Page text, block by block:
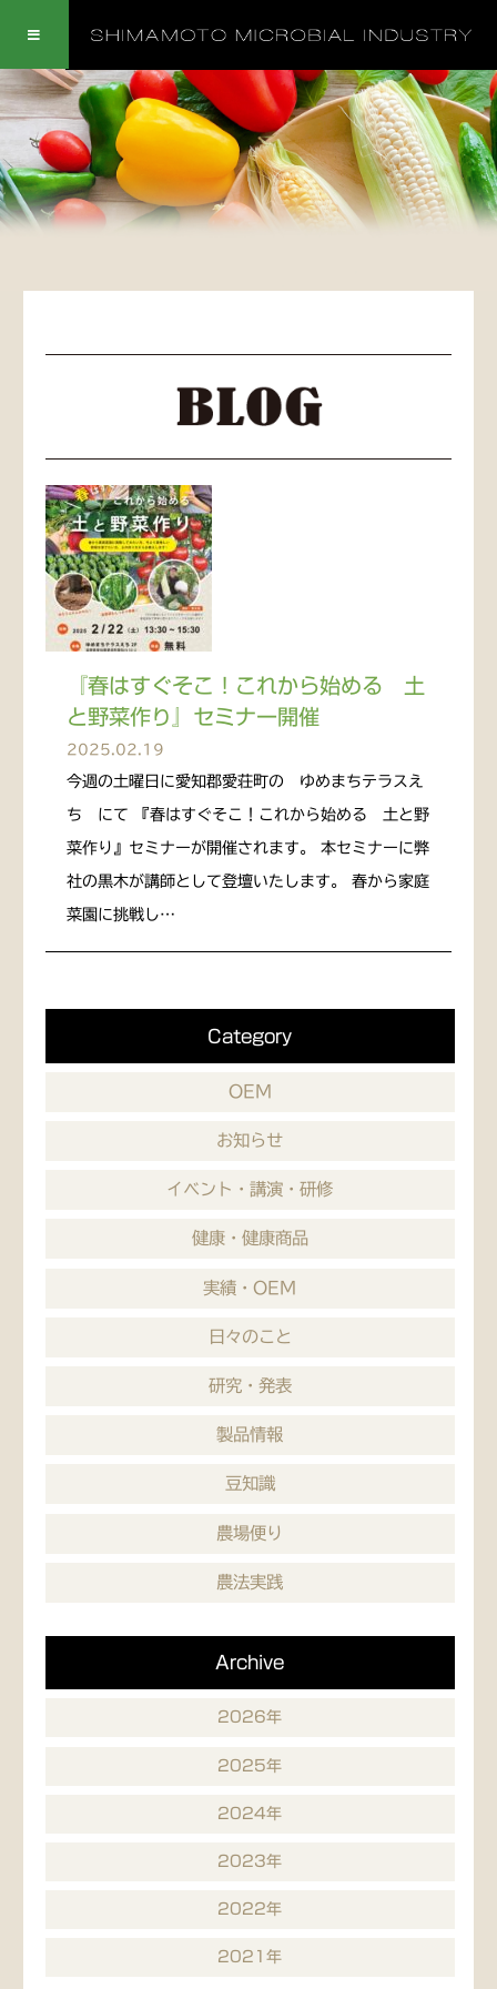
『春はすぐそこ！これから始める 土
と野菜作り』セミナー開催
2025.02.19
今週の土曜日に愛知郡愛荘町の ゆめまちテラスえ
ち にて 『春はすぐそこ！これから始める 土と野
菜作り』セミナーが開催されます。 本セミナーに弊
社の黒木が講師として登壇いたします。 春から家庭
菜園に挑戦し…
Category
OEM
お知らせ
イベント・講演・研修
健康・健康商品
実績・OEM
日々のこと
研究・発表
製品情報
豆知識
農場便り
農法実践
Archive
2026年
2025年
2024年
2023年
2022年
2021年